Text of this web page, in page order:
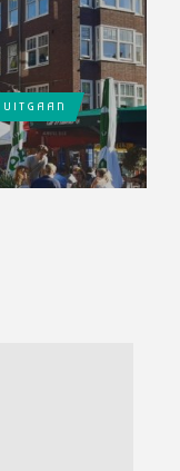
UITGAAN